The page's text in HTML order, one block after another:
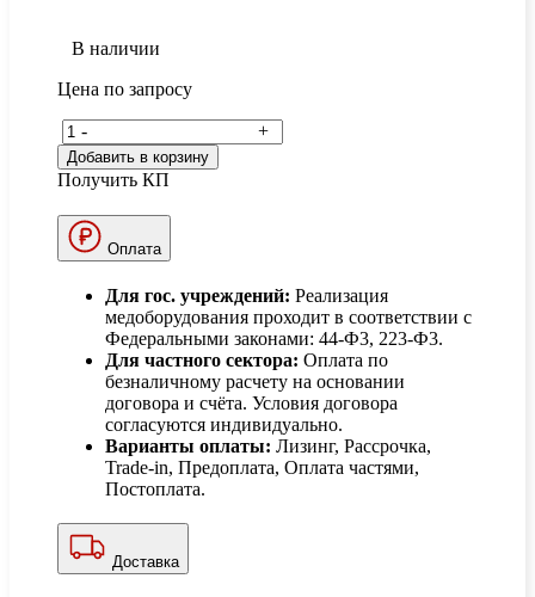
В наличии
Цена по запросу
- +
Добавить в корзину
Получить КП
Оплата
Для гос. учреждений: Реализация
медоборудования проходит в соответствии с
Федеральными законами: 44-Ф3, 223-Ф3.
Для частного сектора: Оплата по
безналичному расчету на основании
договора и счёта. Условия договора
согласуются индивидуально.
Варианты оплаты: Лизинг, Рассрочка,
Trade-in, Предоплата, Оплата частями,
Постоплата.
Доставка